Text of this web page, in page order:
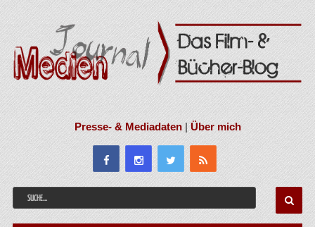
Presse- & Mediadaten|Über mich